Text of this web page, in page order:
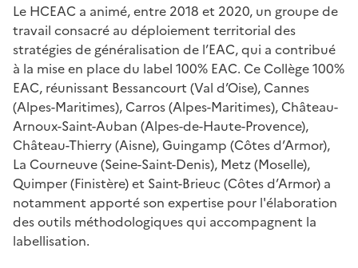
Le HCEAC a animé, entre 2018 et 2020, un groupe de
travail consacré au déploiement territorial des
stratégies de généralisation de l’EAC, qui a contribué
à la mise en place du label 100% EAC. Ce Collège 100%
EAC, réunissant Bessancourt (Val d’Oise), Cannes
(Alpes-Maritimes), Carros (Alpes-Maritimes), Château-
Arnoux-Saint-Auban (Alpes-de-Haute-Provence),
Château-Thierry (Aisne), Guingamp (Côtes d’Armor),
La Courneuve (Seine-Saint-Denis), Metz (Moselle),
Quimper (Finistère) et Saint-Brieuc (Côtes d’Armor) a
notamment apporté son expertise pour l'élaboration
des outils méthodologiques qui accompagnent la
labellisation.